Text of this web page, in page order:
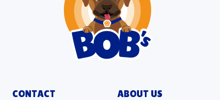
CONTACT ABOUT US